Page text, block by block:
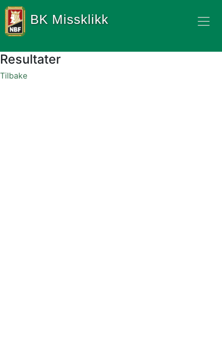
BK Missklikk
Resultater
Tilbake